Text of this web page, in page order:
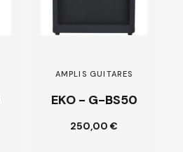
AMPLIS GUITARES
EKO - G-BS50
250,00 €
Ajouter au
panier